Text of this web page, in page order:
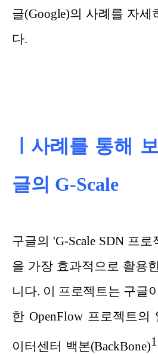
글(Google)의 사례를 자세
다.
ㅣ사례를 통해
글의 G-Scale
구글의 'G-Scale SDN 프
을 가장 효과적으로 활용
니다. 이 프로젝트는 구글
한 OpenFlow 프로젝트의
이터센터 백본(BackBone)1